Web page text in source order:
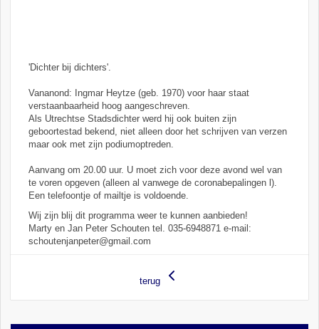
'Dichter bij dichters'.
Vananond: Ingmar Heytze (geb. 1970) voor haar staat
verstaanbaarheid hoog aangeschreven.
Als Utrechtse Stadsdichter werd hij ook buiten zijn
geboortestad bekend, niet alleen door het schrijven van verzen
maar ook met zijn podiumoptreden.
Aanvang om 20.00 uur. U moet zich voor deze avond wel van
te voren opgeven (alleen al vanwege de coronabepalingen l).
Een telefoontje of mailtje is voldoende.
Wij zijn blij dit programma weer te kunnen aanbieden!
Marty en Jan Peter Schouten tel. 035-6948871 e-mail:
schoutenjanpeter@gmail.com
terug